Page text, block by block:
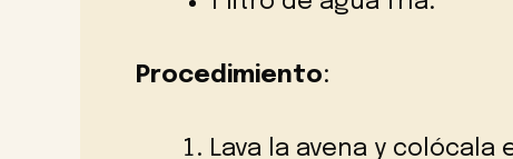
Procedimiento:
Lava la avena y colócala